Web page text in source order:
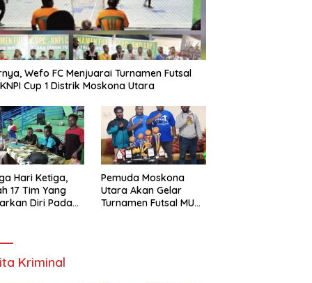
Wefo FC Menjuarai Turnamen Futsal
Cup 1 Distrik Moskona Utara
Hari Ketiga,
17 Tim Yang
Diri Pada
Bintuni
Pemuda Moskona
Utara Akan Gelar
Turnamen Futsal MU
Kriminal